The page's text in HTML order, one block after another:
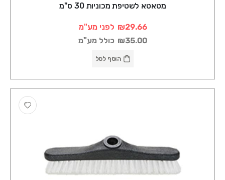
מטאטא לשטיפת מכוניות 30 ס"מ
₪29.66 לפני מע"מ
₪35.00 כולל מע"מ
הוסף לסל